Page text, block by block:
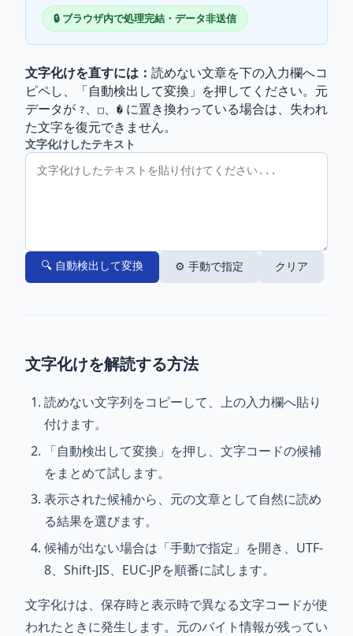
🔒 ブラウザ内で処理完結・データ非送信
文字化けを直すには： 読めない文章を下の入力欄へコ
ピペし、「自動検出して変換」を押してください。元
データが ? 、 □、 � に置き換わっている場合は、失われ
た文字を復元できません。
文字化けしたテキスト
🔍 自動検出して変換 ⚙️ 手動で指定 クリア
文字化けを解読する方法
読めない文字列をコピーして、上の入力欄へ貼り
付けます。
「自動検出して変換」を押し、文字コードの候補
をまとめて試します。
表示された候補から、元の文章として自然に読め
る結果を選びます。
候補が出ない場合は「手動で指定」を開き、UTF-
8、Shift-JIS、EUC-JPを順番に試します。
文字化けは、保存時と表示時で異なる文字コードが使
われたときに発生します。元のバイト情報が残ってい